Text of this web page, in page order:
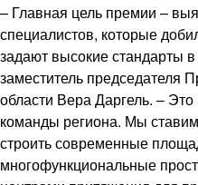
– Главная цель премии –
специалистов, которые
задают высокие стандарты
заместитель председателя
области Вера Даргель. –
команды региона. Мы
строить современные
многофункциональные